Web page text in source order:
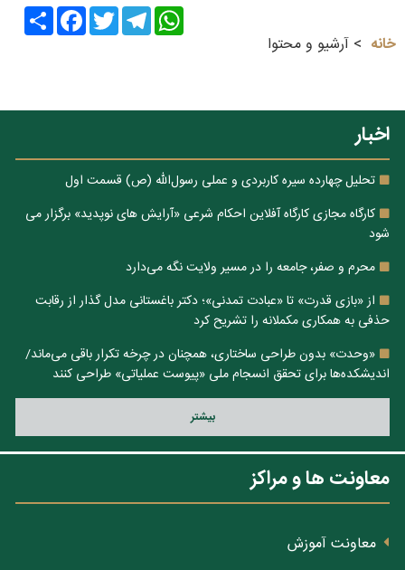
Share
FacebookTwitter
Telegram
WhatsApp
خانه
آرشیو و محتوا
اخبار
تحلیل چهارده سیره کاربردی و عملی رسول‌الله (ص) قسمت اول
کارگاه مجازی کارگاه آفلاین احکام شرعی «آرایش های نوپدید» برگزار می
شود
محرم و صفر، جامعه را در مسیر ولایت نگه می‌دارد
از «بازی قدرت» تا «عبادت تمدنی»؛ دکتر باغستانی مدل گذار از رقابت
حذفی به همکاری مکملانه را تشریح کرد
«وحدت» بدون طراحی ساختاری، همچنان در چرخه تکرار باقی می‌ماند/
اندیشکده‌ها برای تحقق انسجام ملی «پیوست عملیاتی» طراحی کنند
بيشتر
معاونت ها و مراکز
معاونت آموزش